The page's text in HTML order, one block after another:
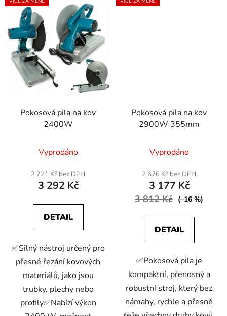
Pokosová pila na kov
2400W
Vyprodáno
2 721 Kč bez DPH
3 292 Kč
DETAIL
✅Silný nástroj určený pro
přesné řezání kovových
materiálů, jako jsou
trubky, plechy nebo
profily✅Nabízí výkon
Pokosová pila na kov
2900W 355mm
Vyprodáno
2 626 Kč bez DPH
3 177 Kč
3 812 Kč (–16 %)
DETAIL
✅Pokosová pila je
kompaktní, přenosný a
robustní stroj, který bez
námahy, rychle a přesně